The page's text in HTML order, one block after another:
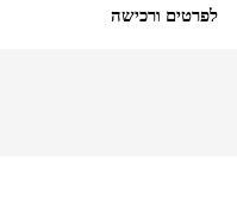
לפרטים ורכישה